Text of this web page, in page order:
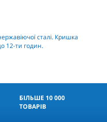
сталі. Кришка
12-ти годин.
БІЛЬШЕ 10 000
ТОВАРІВ